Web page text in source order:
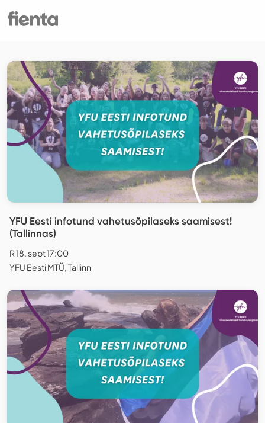
YFU Eesti infotund vahetusõpilaseks saamisest!
(Tallinnas)
R 18. sept 17:00
YFU Eesti MTÜ, Tallinn